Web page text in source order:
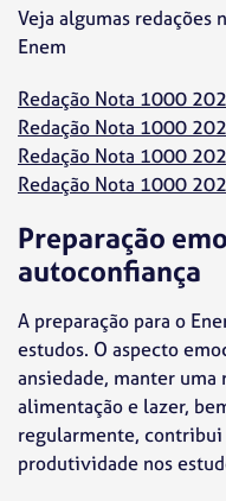
Veja algumas redações
Enem
Redação Nota 1000
Redação Nota 1000
Redação Nota 1000
Redação Nota 1000
Preparação
autoconfiança
A preparação para o
estudos. O aspecto
ansiedade, manter uma
alimentação e lazer,
regularmente, contribui
produtividade nos